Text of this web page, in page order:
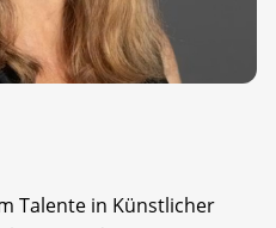
Talente in Künstlicher